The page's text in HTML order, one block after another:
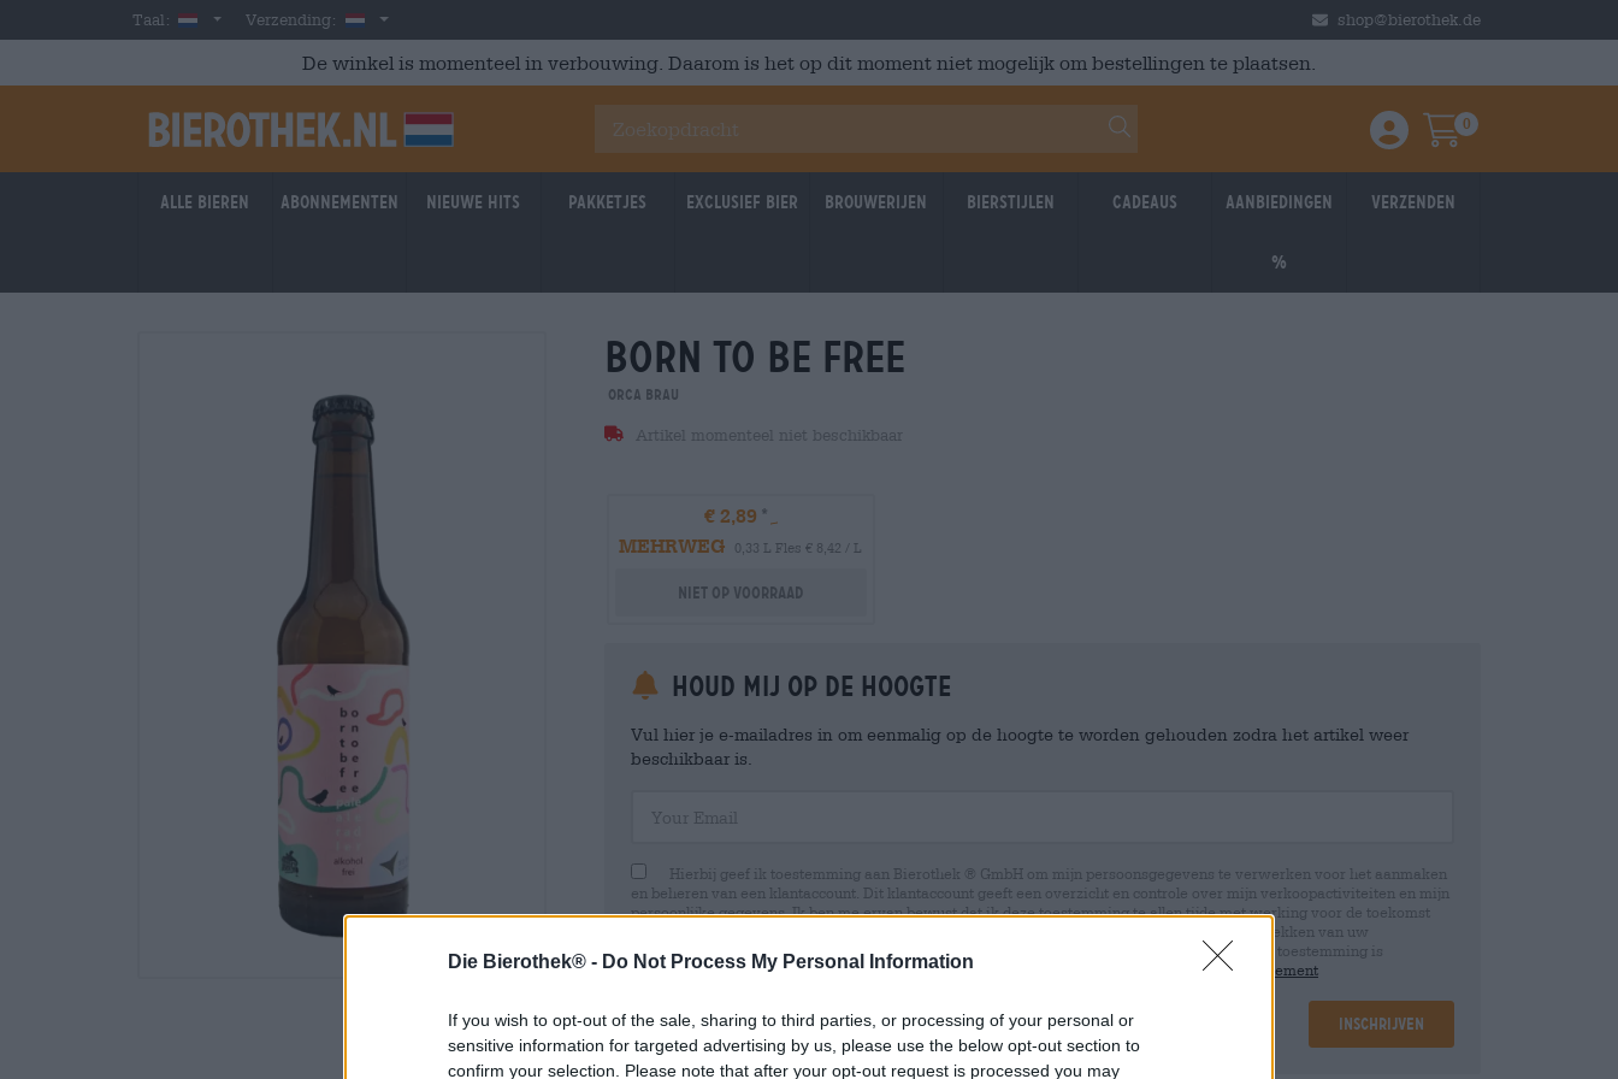
Die Bierothek® - Do Not Process My Personal Information
If you wish to opt-out of the sale, sharing to third parties, or processing of your personal or
sensitive information for targeted advertising by us, please use the below opt-out section to
confirm your selection. Please note that after your opt-out request is processed you may
Skip to main content
Taal: DutchVerzending: Nederland shop@bierothek.de
De winkel is momenteel in verbouwing. Daarom is het op dit moment niet mogelijk om bestellingen te plaatsen.
Einloggen / Anmelden
Warenkorb
0
Alle bieren Abonnementen Nieuwe hits Pakketjes Exclusief Bier Brouwerijen Bierstijlen Cadeaus Aanbiedingen
%
Verzenden
born to be free
orca brau
Artikel momenteel niet beschikbaar
€ 2,89
MEHRWEG
0,33 L Fles € 8,42 / L
Niet op voorraad
Houd mij op de hoogte
Vul hier je e-mailadres in om eenmalig op de hoogte te worden gehouden zodra het artikel weer
beschikbaar is.
Hierbij geef ik toestemming aan Bierothek ® GmbH om mijn persoonsgegevens te verwerken voor het aanmaken
en beheren van een klantaccount. Dit klantaccount geeft een overzicht en controle over mijn verkoopactiviteiten en mijn
persoonlijke gegevens. Ik ben me ervan bewust dat ik deze toestemming te allen tijde met werking voor de toekomst
kan intrekken door een e-mail te sturen naar shop@bierothek.de. Wij informeren u dat het intrekken van uw
toestemming geen invloed heeft op de rechtmatigheid van de verwerking die op basis van uw toestemming is
uitgevoerd tot het moment van intrekking. Meer informatie vindt u in onze
data protection statement
Inschrijven